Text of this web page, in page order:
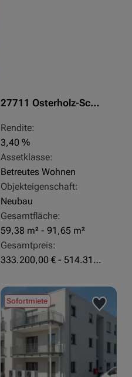
27711 Osterholz-Scharmbeck
Rendite:
3,40 %
Assetklasse:
Betreutes Wohnen
Objekteigenschaft:
Neubau
Gesamtfläche:
59,38 m² - 91,65 m²
Gesamtpreis:
333.200,00 € - 514.310,00 €
Sofortmiete